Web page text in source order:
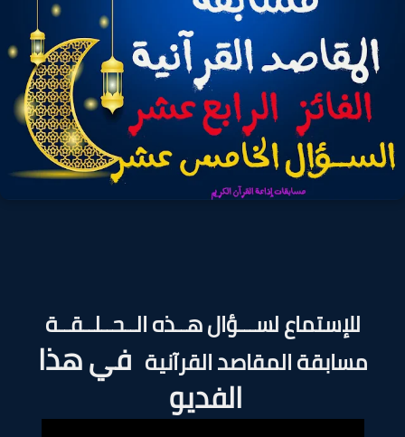
للإستماع لســـؤال هــذه الــحــلــقــة
مسابقةالمقاصد القرآنيةفي هذا
الفديو